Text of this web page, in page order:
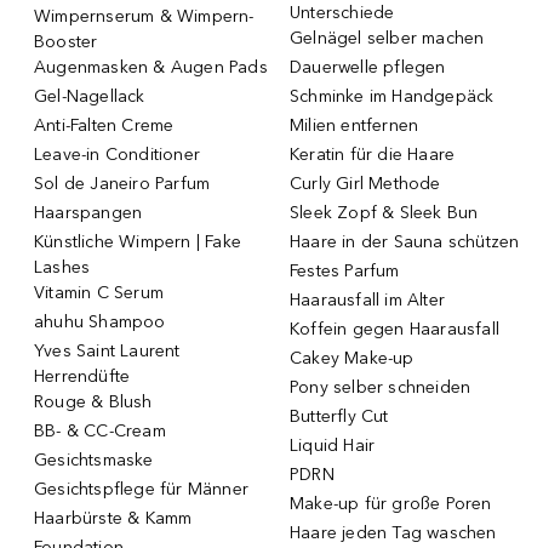
Wimpernserum & Wimpern-
Booster
Augenmasken & Augen Pads
Gel-Nagellack
Anti-Falten Creme
Leave-in Conditioner
Sol de Janeiro Parfum
Haarspangen
Künstliche Wimpern | Fake
Lashes
Vitamin C Serum
ahuhu Shampoo
Yves Saint Laurent
Herrendüfte
Rouge & Blush
BB- & CC-Cream
Gesichtsmaske
Gesichtspflege für Männer
Haarbürste & Kamm
Unterschiede
Gelnägel selber machen
Dauerwelle pflegen
Schminke im Handgepäck
Milien entfernen
Keratin für die Haare
Curly Girl Methode
Sleek Zopf & Sleek Bun
Haare in der Sauna schützen
Festes Parfum
Haarausfall im Alter
Koffein gegen Haarausfall
Cakey Make-up
Pony selber schneiden
Butterfly Cut
Liquid Hair
PDRN
Make-up für große Poren
Haare jeden Tag waschen